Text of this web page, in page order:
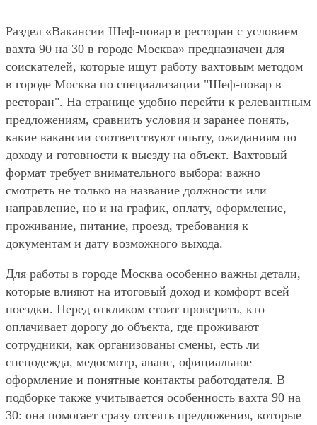
Раздел «Вакансии Шеф-повар в ресторан с условием
вахта 90 на 30 в городе Москва» предназначен для
соискателей, которые ищут работу вахтовым методом
в городе Москва по специализации "Шеф-повар в
ресторан". На странице удобно перейти к релевантным
предложениям, сравнить условия и заранее понять,
какие вакансии соответствуют опыту, ожиданиям по
доходу и готовности к выезду на объект. Вахтовый
формат требует внимательного выбора: важно
смотреть не только на название должности или
направление, но и на график, оплату, оформление,
проживание, питание, проезд, требования к
документам и дату возможного выхода.
Для работы в городе Москва особенно важны детали,
которые влияют на итоговый доход и комфорт всей
поездки. Перед откликом стоит проверить, кто
оплачивает дорогу до объекта, где проживают
сотрудники, как организованы смены, есть ли
спецодежда, медосмотр, аванс, официальное
оформление и понятные контакты работодателя. В
подборке также учитывается особенность вахта 90 на
30: она помогает сразу отсеять предложения, которые